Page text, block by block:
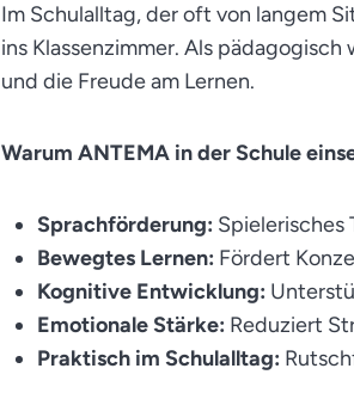
Im Schulalltag, der oft von langem
ins Klassenzimmer. Als
und die Freude am Lernen.
Warum ANTEMA in der Schule
Sprachförderung: Spielerisches
Bewegtes Lernen: Fördert
Kognitive Entwicklung:
Emotionale Stärke: Reduziert
Praktisch im Schulalltag: